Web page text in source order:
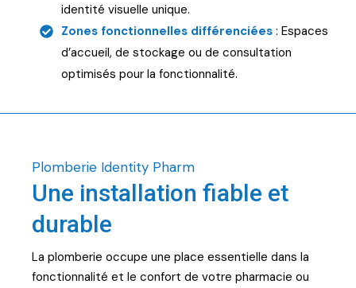
identité visuelle unique.
Zones fonctionnelles différenciées: Espaces
d’accueil, de stockage ou de consultation
optimisés pour la fonctionnalité.
Plomberie Identity Pharm
Une installation fiable et
durable
La plomberie occupe une place essentielle dans la
fonctionnalité et le confort de votre pharmacie ou